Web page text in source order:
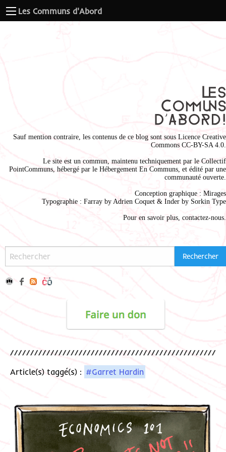
Les Communs d'Abord
Sauf mention contraire, les contenus de ce blog sont sous Licence Creative
Commons CC-BY-SA 4.0
Le site est un commun, maintenu techniquement par le Collectif
PointCommuns , hébergé par le Hébergement En Communs , et édité par une
communauté ouverte.
Conception graphique : Mirages
Typographie : Farray by Adrien Coquet & Inder by Sorkin Type
Pour en savoir plus, contactez-nous
Article(s) taggé(s) : #Garret Hardin